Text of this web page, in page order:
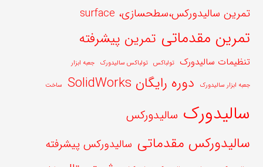
تمرین سالیدورکس،سطحسازی، surface
تمرین مقدماتی تمرین پیشرفته
تنظیمات سالیدورک تولباکس تولباکس سالیدورک جعبه ابزار
جعبه ابزار سالیدورک دوره رایگان SolidWorks ساخت
سالیدورک سالیدورکس
سالیدورکس مقدماتی سالیدورکس پیشرفته